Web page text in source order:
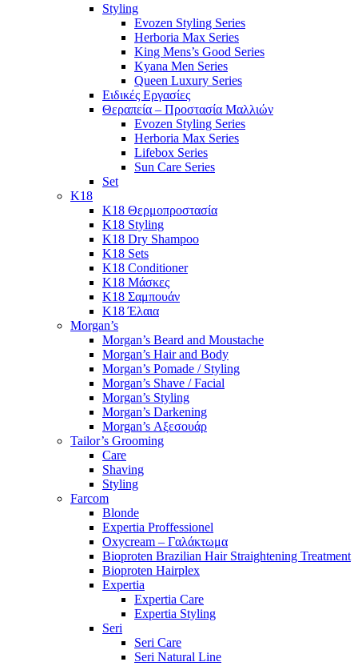
Styling
Evozen Styling Series
Herboria Max Series
King Mens’s Good Series
Kyana Men Series
Queen Luxury Series
Ειδικές Εργασίες
Θεραπεία – Προστασία Μαλλιών
Evozen Styling Series
Herboria Max Series
Lifebox Series
Sun Care Series
Set
K18
K18 Θερμοπροστασία
K18 Styling
K18 Dry Shampoo
K18 Sets
K18 Conditioner
K18 Μάσκες
K18 Σαμπουάν
K18 Έλαια
Morgan’s
Morgan’s Beard and Moustache
Morgan’s Hair and Body
Morgan’s Pomade / Styling
Morgan’s Shave / Facial
Morgan’s Styling
Morgan’s Darkening
Morgan’s Αξεσουάρ
Tailor’s Grooming
Care
Shaving
Styling
Farcom
Blonde
Expertia Proffessionel
Oxycream – Γαλάκτωμα
Bioproten Brazilian Hair Straightening Treatment
Bioproten Hairplex
Expertia
Expertia Care
Expertia Styling
Seri
Seri Care
Seri Natural Line